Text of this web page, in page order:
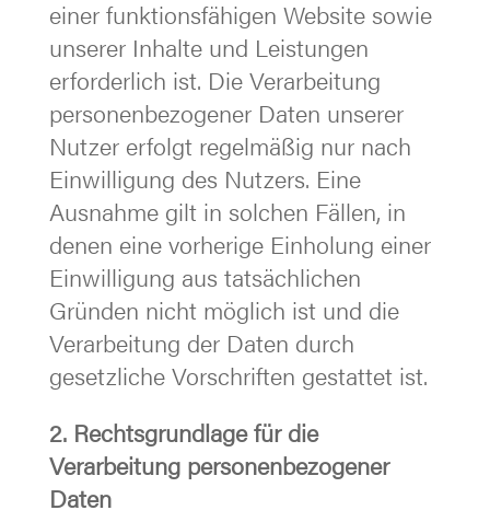
einer funktionsfähigen Website sowie
unserer Inhalte und Leistungen
erforderlich ist. Die Verarbeitung
personenbezogener Daten unserer
Nutzer erfolgt regelmäßig nur nach
Einwilligung des Nutzers. Eine
Ausnahme gilt in solchen Fällen, in
denen eine vorherige Einholung einer
Einwilligung aus tatsächlichen
Gründen nicht möglich ist und die
Verarbeitung der Daten durch
gesetzliche Vorschriften gestattet ist.
2. Rechtsgrundlage für die
Verarbeitung personenbezogener
Daten